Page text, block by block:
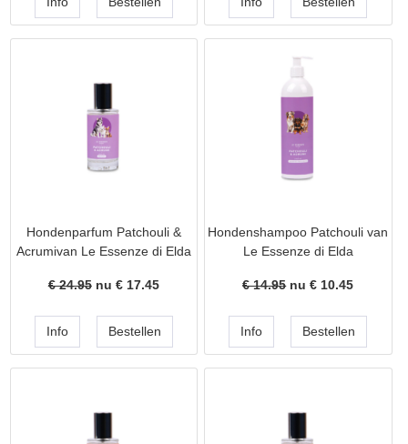
Hondenparfum Patchouli &
Acrumivan Le Essenze di Elda
€ 24.95nu € 17.45
Hondenshampoo Patchouli van
Le Essenze di Elda
€ 14.95nu € 10.45